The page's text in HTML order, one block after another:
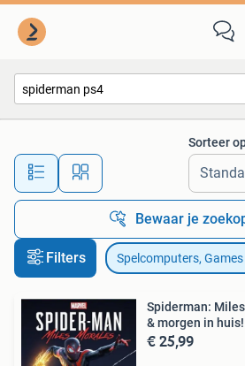
Alle afstanden…
Sorteer
Bewaar je
Filters Spelcomputers, Games
Spiderman:
& morgen in huis!
€ 25,99